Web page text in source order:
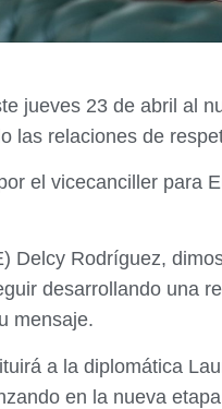
jueves 23 de abril al
las relaciones de
el vicecanciller para
Delcy Rodríguez,
desarrollando una
mensaje.
a la diplomática
en la nueva